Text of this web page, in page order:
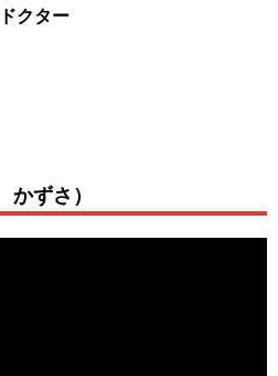
クター
ずさ）